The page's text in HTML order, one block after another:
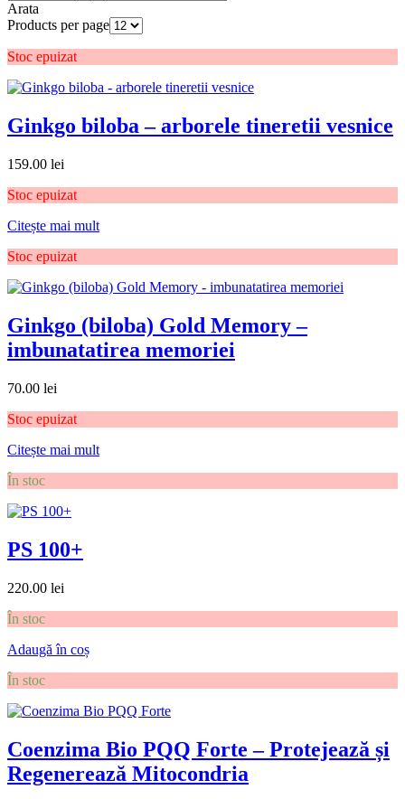
Arata
Products per page
Stoc epuizat
Ginkgo biloba – arborele tineretii vesnice
159.00 lei
Stoc epuizat
Citește mai mult
Stoc epuizat
Ginkgo (biloba) Gold Memory –
imbunatatirea memoriei
70.00 lei
Stoc epuizat
Citește mai mult
În stoc
PS 100+
220.00 lei
În stoc
Adaugă în coș
În stoc
Coenzima Bio PQQ Forte – Protejează și
Regenerează Mitocondria